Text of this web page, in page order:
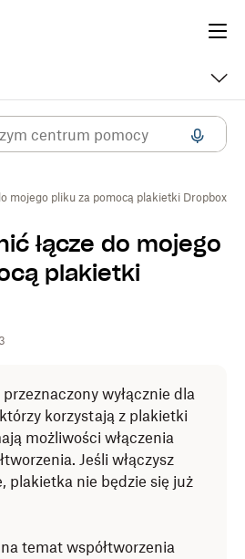
mojego pliku za pomocą plakietki Dropbox?
łącze do mojego
plakietki
wyłącznie dla
korzystają z plakietki
możliwości włączenia
Jeśli włączysz
plakietka nie będzie się już
temat współtworzenia